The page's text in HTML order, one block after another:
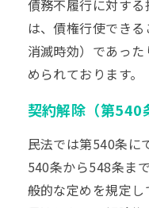
債務不履行に対す
は、債権行使でき
消滅時効）であっ
められております。
契約解除（第540
民法では第540条に
540条から548条ま
般的な定めを規定し